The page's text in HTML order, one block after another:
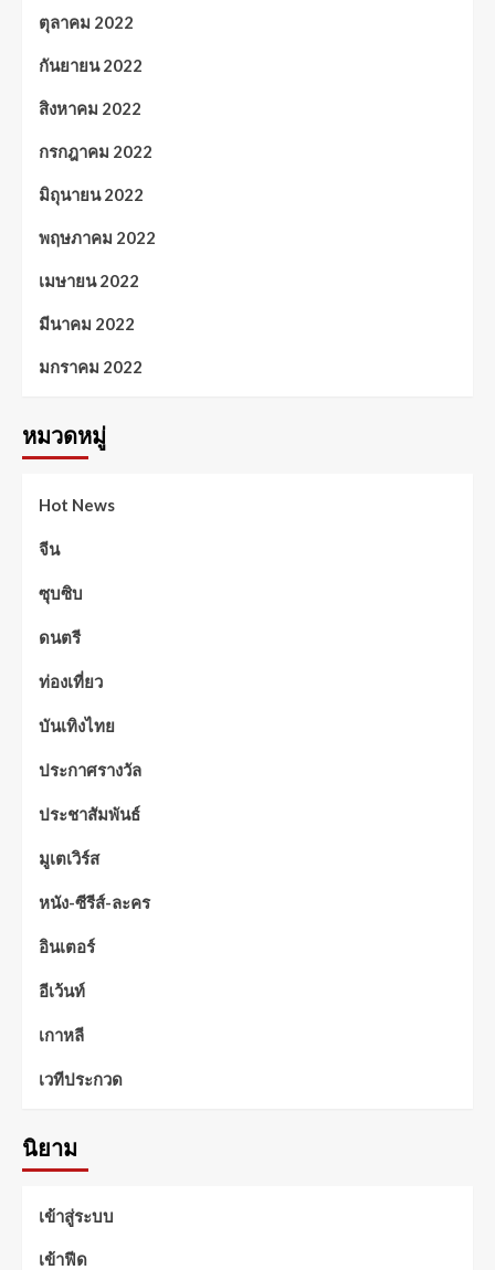
ตุลาคม 2022
กันยายน 2022
สิงหาคม 2022
กรกฎาคม 2022
มิถุนายน 2022
พฤษภาคม 2022
เมษายน 2022
มีนาคม 2022
มกราคม 2022
หมวดหมู่
Hot News
จีน
ซุบซิบ
ดนตรี
ท่องเที่ยว
บันเทิงไทย
ประกาศรางวัล
ประชาสัมพันธ์
มูเตเวิร์ส
หนัง-ซีรีส์-ละคร
อินเตอร์
อีเว้นท์
เกาหลี
เวทีประกวด
นิยาม
เข้าสู่ระบบ
เข้าฟีด